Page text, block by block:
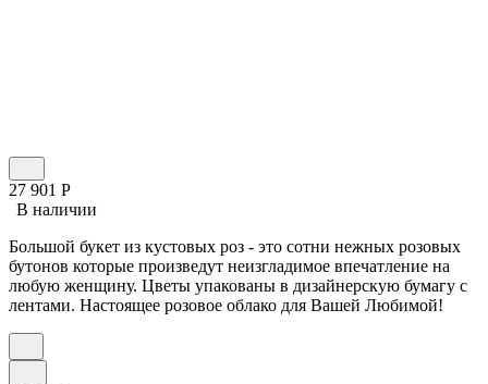
27 901 Р
В наличии
Большой букет из кустовых роз - это сотни нежных розовых
бутонов которые произведут неизгладимое впечатление на
любую женщину. Цветы упакованы в дизайнерскую бумагу с
лентами. Настоящее розовое облако для Вашей Любимой!